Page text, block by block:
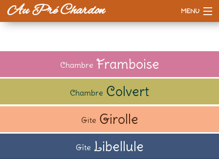
Au Pré Chardon MENU
Chambre Framboise
Chambre Colvert
Gite Girolle
Gîte Libellule